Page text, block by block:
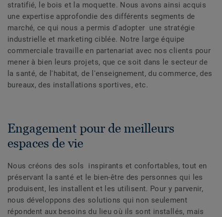
stratifié, le bois et la moquette. Nous avons ainsi acquis
une expertise approfondie des différents segments de
marché, ce qui nous a permis d'adopter une stratégie
industrielle et marketing ciblée. Notre large équipe
commerciale travaille en partenariat avec nos clients pour
mener à bien leurs projets, que ce soit dans le secteur de
la santé, de l'habitat, de l'enseignement, du commerce, des
bureaux, des installations sportives, etc.
Engagement pour de meilleurs
espaces de vie
Nous créons des sols inspirants et confortables, tout en
préservant la santé et le bien-être des personnes qui les
produisent, les installent et les utilisent. Pour y parvenir,
nous développons des solutions qui non seulement
répondent aux besoins du lieu où ils sont installés, mais